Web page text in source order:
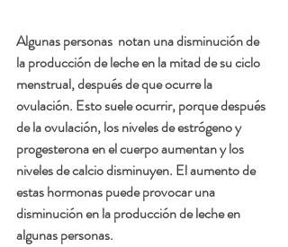
Algunas personas  notan una disminución de
la producción de leche en la mitad de su ciclo
menstrual, después de que ocurre la
ovulación. Esto suele ocurrir, porque después
de la ovulación, los niveles de estrógeno y
progesterona en el cuerpo aumentan y los
niveles de calcio disminuyen. El aumento de
estas hormonas puede provocar una
disminución en la producción de leche en
algunas personas.